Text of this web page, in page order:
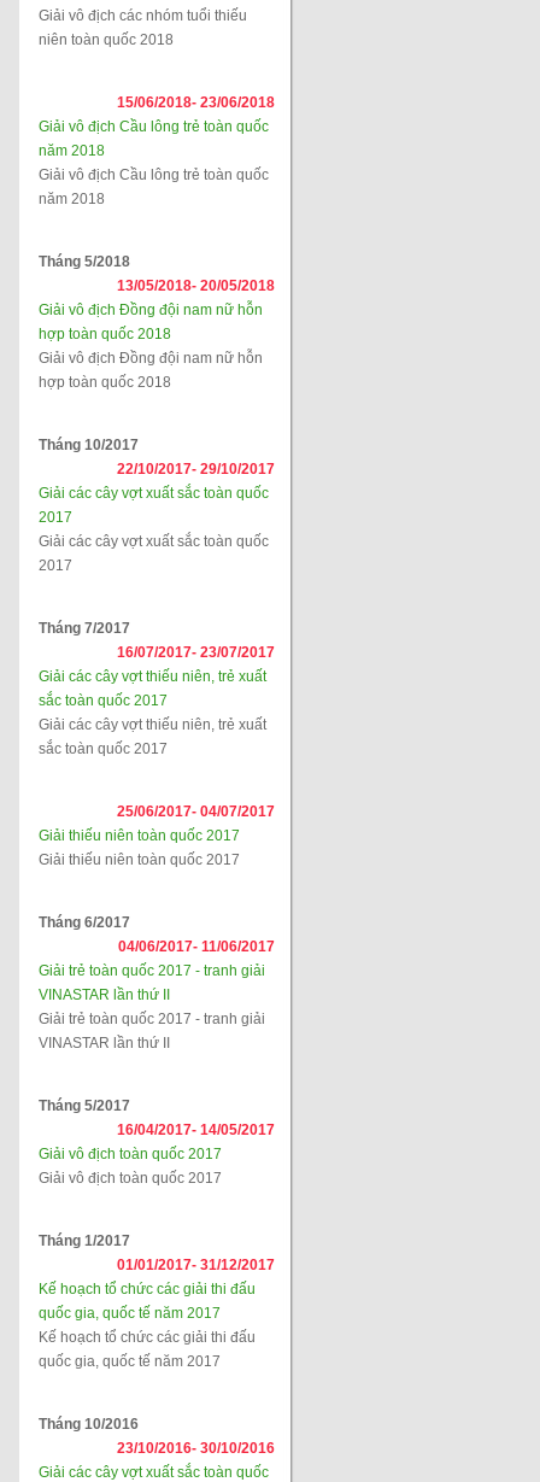
Giải vô địch các nhóm tuổi thiếu
niên toàn quốc 2018
15/06/2018- 23/06/2018
Giải vô địch Cầu lông trẻ toàn quốc
năm 2018
Giải vô địch Cầu lông trẻ toàn quốc
năm 2018
Tháng 5/2018
13/05/2018- 20/05/2018
Giải vô địch Đồng đội nam nữ hỗn
hợp toàn quốc 2018
Giải vô địch Đồng đội nam nữ hỗn
hợp toàn quốc 2018
Tháng 10/2017
22/10/2017- 29/10/2017
Giải các cây vợt xuất sắc toàn quốc
2017
Giải các cây vợt xuất sắc toàn quốc
2017
Tháng 7/2017
16/07/2017- 23/07/2017
Giải các cây vợt thiếu niên, trẻ xuất
sắc toàn quốc 2017
Giải các cây vợt thiếu niên, trẻ xuất
sắc toàn quốc 2017
25/06/2017- 04/07/2017
Giải thiếu niên toàn quốc 2017
Giải thiếu niên toàn quốc 2017
Tháng 6/2017
04/06/2017- 11/06/2017
Giải trẻ toàn quốc 2017 - tranh giải
VINASTAR lần thứ II
Giải trẻ toàn quốc 2017 - tranh giải
VINASTAR lần thứ II
Tháng 5/2017
16/04/2017- 14/05/2017
Giải vô địch toàn quốc 2017
Giải vô địch toàn quốc 2017
Tháng 1/2017
01/01/2017- 31/12/2017
Kế hoạch tổ chức các giải thi đấu
quốc gia, quốc tế năm 2017
Kế hoạch tổ chức các giải thi đấu
quốc gia, quốc tế năm 2017
Tháng 10/2016
23/10/2016- 30/10/2016
Giải các cây vợt xuất sắc toàn quốc